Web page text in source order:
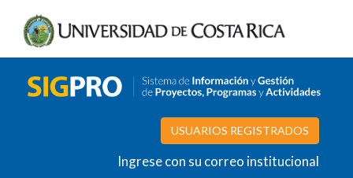
USUARIOS REGISTRADOS
Ingrese con su correo institucional